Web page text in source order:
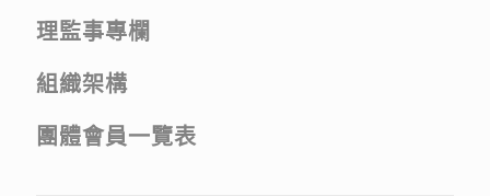
理監事專欄
組織架構
團體會員一覽表